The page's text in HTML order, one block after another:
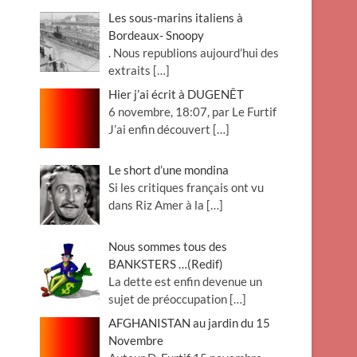
Les sous-marins italiens à
Bordeaux- Snoopy
. Nous republions aujourd’hui des
extraits […]
Hier j’ai écrit à DUGENÊT
6 novembre, 18:07, par Le Furtif
J’ai enfin découvert […]
Le short d’une mondina
Si les critiques français ont vu
dans Riz Amer à la […]
Nous sommes tous des
BANKSTERS …(Redif)
La dette est enfin devenue un
sujet de préoccupation […]
AFGHANISTAN au jardin du 15
Novembre